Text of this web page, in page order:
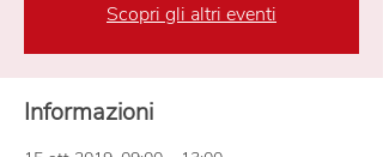
Scopri gli altri eventi
Informazioni